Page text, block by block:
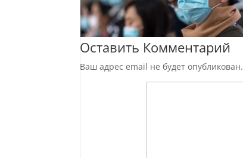
Оставить Комментарий
Ваш адрес email не будет опубликован.